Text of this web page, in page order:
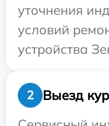
уточнения
условий
устройства
2
Выезд